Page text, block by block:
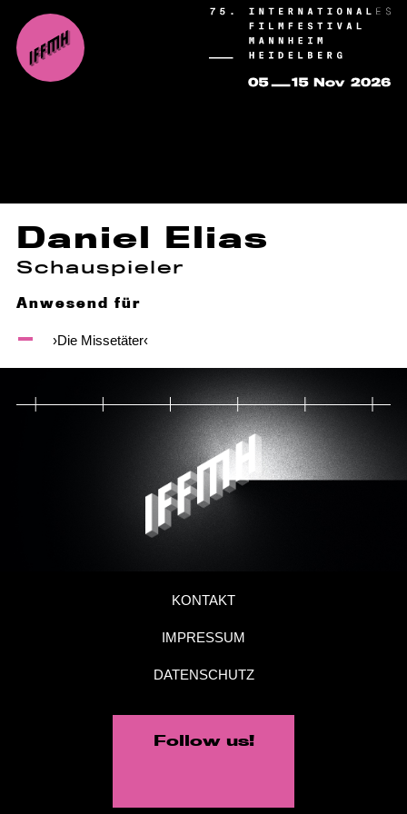
Daniel Elias
Schauspieler
Anwesend für
›Die Missetäter‹
KONTAKT
IMPRESSUM
DATENSCHUTZ
Follow us!